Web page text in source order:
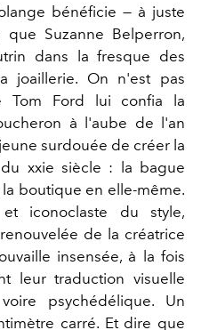
bénéficie — à juste
Suzanne Belperron,
dans la fresque des
joaillerie. On n'est pas
Tom Ford lui confia la
à l'aube de l'an
surdouée de créer la
xxie siècle : la bague
boutique en elle-même.
iconoclaste du style,
de la créatrice
insensée, à la fois
leur traduction visuelle
psychédélique. Un
carré. Et dire que